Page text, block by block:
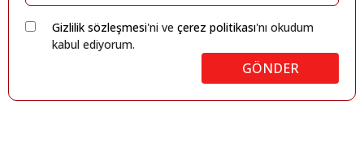
Gizlilik sözleşmesi'ni ve çerez politikası'nı okudum
kabul ediyorum.
GÖNDER